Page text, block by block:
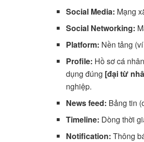
Social Media: Mạng
Social Networking:
Platform: Nền tảng
Profile: Hồ sơ cá
dụng đúng [đại từ
nghiệp.
News feed: Bảng tin
Timeline: Dòng thời
Notification: Thông